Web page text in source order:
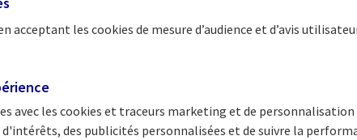
acceptant les cookies de mesure d’audience et d’avis
avec les cookies et traceurs marketing et de
des publicités personnalisées et de suivre la